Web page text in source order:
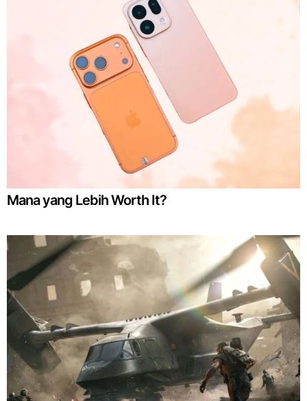
Mana yang Lebih Worth It?